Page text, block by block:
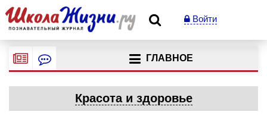
Войти
ГЛАВНОЕ
Красота и здоровье